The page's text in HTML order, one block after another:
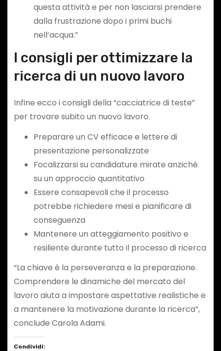
questa attività e per non lasciarsi prendere
dalla frustrazione dopo i primi buchi
nell’acqua.”
I consigli per ottimizzare la
ricerca di un nuovo lavoro
Infine ecco i consigli della “cacciatrice di teste”
per trovare subito un nuovo lavoro.
Preparare un CV efficace e lettere di
presentazione personalizzate
Focalizzarsi su candidature mirate anziché
su un approccio quantitativo
Essere consapevoli che il processo
potrebbe richiedere mesi e pianificare di
conseguenza
Mantenere un atteggiamento positivo e
resiliente durante tutto il processo di ricerca
“La chiave è la perseveranza e la preparazione.
Comprendere le dinamiche del mercato del
lavoro aiuta a impostare aspettative realistiche e
a mantenere la motivazione durante la ricerca”,
conclude Carola Adami.
Condividi: